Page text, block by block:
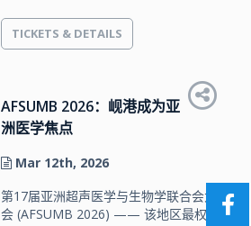
TICKETS & DETAILS
AFSUMB 2026：岘港成为亚
洲医学焦点
Mar 12th, 2026
第17届亚洲超声医学与生物学联合会大
会 (AFSUMB 2026) —— 该地区最权